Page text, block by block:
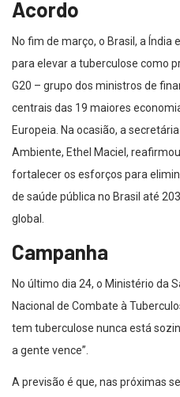
Acordo
No fim de março, o Brasil, a Índia
para elevar a tuberculose como
G20 – grupo dos ministros de
centrais das 19 maiores
Europeia. Na ocasião, a
Ambiente, Ethel Maciel,
fortalecer os esforços para
de saúde pública no Brasil até
global.
Campanha
No último dia 24, o Ministério da
Nacional de Combate à
tem tuberculose nunca está
a gente vence”.
A previsão é que, nas próximas